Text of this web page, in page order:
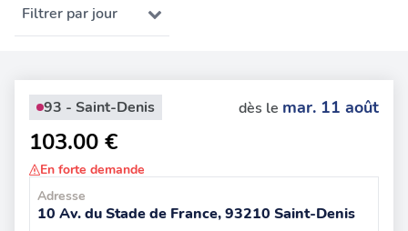
Test Psychotechnique
Filtrer par jour
93 - Saint-Denis dès le mar. 11 août
103.00 €
En forte demande
Adresse
10 Av. du Stade de France, 93210 Saint-Denis